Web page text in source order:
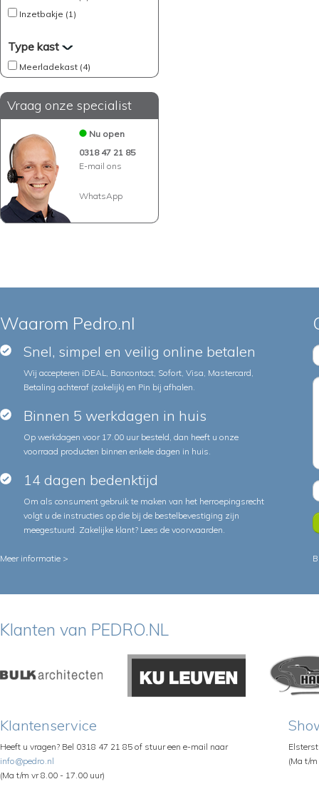
Inzetbakje (1)
Type kast
Meerladekast (4)
Vraag onze specialist
Nu open
0318 47 21 85
E-mail ons
WhatsApp
Waarom Pedro.nl
Snel, simpel en veilig online betalen
Wij accepteren iDEAL, Bancontact, Sofort, Visa, Mastercard,
Betaling achteraf (zakelijk) en Pin bij afhalen.
Binnen 5 werkdagen in huis
Op werkdagen voor 17.00 uur besteld, dan heeft u onze
voorraad producten binnen enkele dagen in huis.
14 dagen bedenktijd
Om als consument gebruik te maken van het herroepingsrecht
volgt u de instructies op die bij de bestelbevestiging zijn
meegestuurd. Zakelijke klant? Lees de voorwaarden.
Meer informatie >
Klanten van PEDRO.NL
Klantenservice
Heeft u vragen? Bel 0318 47 21 85 of stuur een e-mail naar
info@pedro.nl
(Ma t/m vr 8.00 - 17.00 uur)
(Ma t/